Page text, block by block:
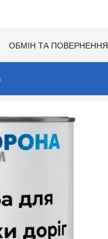
ОБМІН ТА ПОВЕРНЕННЯ